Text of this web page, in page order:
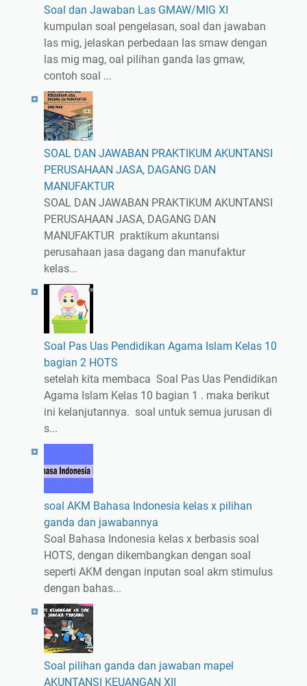
Soal dan Jawaban Las GMAW/MIG XI
kumpulan soal pengelasan, soal dan jawaban
las mig, jelaskan perbedaan las smaw dengan
las mig mag, oal pilihan ganda las gmaw,
contoh soal ...
SOAL DAN JAWABAN PRAKTIKUM AKUNTANSI
PERUSAHAAN JASA, DAGANG DAN
MANUFAKTUR
SOAL DAN JAWABAN PRAKTIKUM AKUNTANSI
PERUSAHAAN JASA, DAGANG DAN
MANUFAKTUR praktikum akuntansi
perusahaan jasa dagang dan manufaktur
kelas...
Soal Pas Uas Pendidikan Agama Islam Kelas 10
bagian 2 HOTS
setelah kita membaca Soal Pas Uas Pendidikan
Agama Islam Kelas 10 bagian 1 . maka berikut
ini kelanjutannya. soal untuk semua jurusan di
s...
soal AKM Bahasa Indonesia kelas x pilihan
ganda dan jawabannya
Soal Bahasa Indonesia kelas x berbasis soal
HOTS, dengan dikembangkan dengan soal
seperti AKM dengan inputan soal akm stimulus
dengan bahas...
Soal pilihan ganda dan jawaban mapel
AKUNTANSI KEUANGAN XII